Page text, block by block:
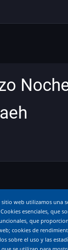
sitio web utilizamos una
esenciales, que
que
cookies de
sobre el uso y las
trofeos